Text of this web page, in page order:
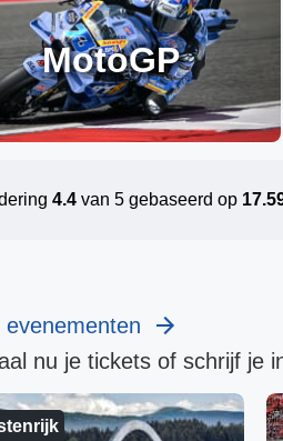
MotoGP
4.4 van 5 gebaseerd op
nu je tickets of schrijf je